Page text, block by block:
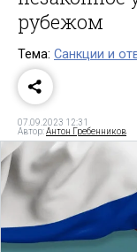
рубежом
Тема: Санкции и
07.09.2023 12:31
Автор:Антон Гребенников